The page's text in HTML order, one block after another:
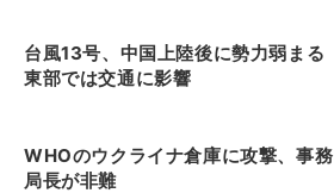
台風13号、中国上陸後に勢力弱まる
東部では交通に影響
WHOのウクライナ倉庫に攻撃、事務
局長が非難